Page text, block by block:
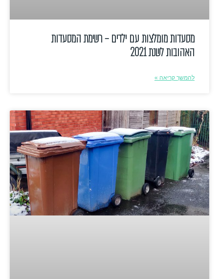
מסעדות מומלצות עם ילדים – רשימת המסעדות
האהובות לשנת 2021
להמשך קריאה »